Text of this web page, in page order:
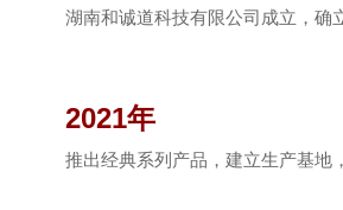
湖南和诚道科技有限公司成立，确
2021年
推出经典系列产品，建立生产基地